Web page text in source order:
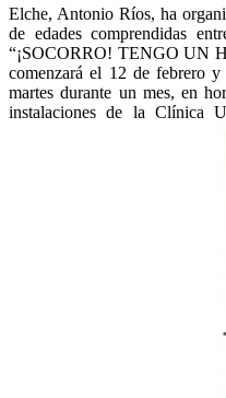
Elche, Antonio Ríos, ha
de edades comprendidas
“¡SOCORRO! TENGO UN
comenzará el 12 de febrero
martes durante un mes, en
instalaciones de la Clínica